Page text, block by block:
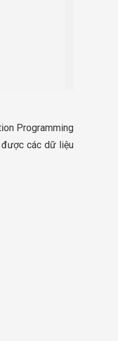
Programming
được các dữ liệu